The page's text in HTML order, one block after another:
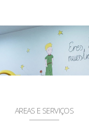
AREAS E SERVIÇOS